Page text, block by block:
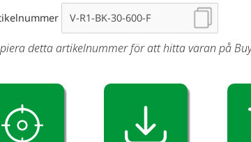
detta artikelnummer för att hitta varan på